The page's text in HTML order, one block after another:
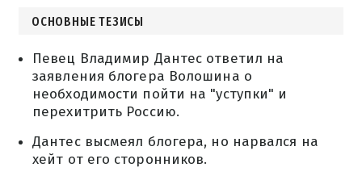
ОСНОВНЫЕ ТЕЗИСЫ
Певец Владимир Дантес ответил на
заявления блогера Волошина о
необходимости пойти на "уступки" и
перехитрить Россию.
Дантес высмеял блогера, но нарвался на
хейт от его сторонников.